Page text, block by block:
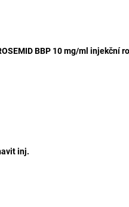
BBP 10 mg/ml injekční
inj.